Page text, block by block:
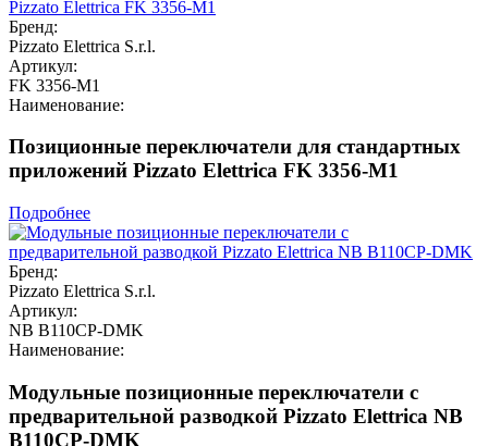
Бренд:
Pizzato Elettrica S.r.l.
Артикул:
FK 3356-M1
Наименование:
Позиционные переключатели для стандартных
приложений Pizzato Elettrica FK 3356-M1
Подробнее
Бренд:
Pizzato Elettrica S.r.l.
Артикул:
NB B110CP-DMK
Наименование:
Модульные позиционные переключатели с
предварительной разводкой Pizzato Elettrica NB
B110CP-DMK